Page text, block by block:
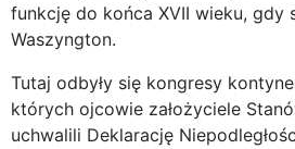
funkcję do końca XVII wieku, gdy
Waszyngton.
Tutaj odbyły się kongresy
których ojcowie założyciele
uchwalili Deklarację